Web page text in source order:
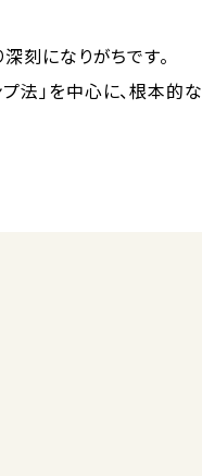
刻になりがちです。
法」を中心に、根本的な